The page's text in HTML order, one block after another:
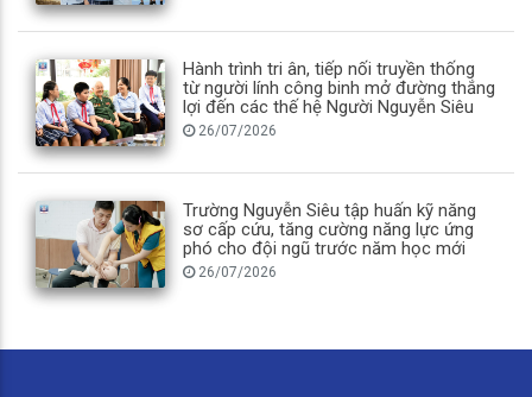
Hành trình tri ân, tiếp nối truyền thống
từ người lính công binh mở đường thắng
lợi đến các thế hệ Người Nguyễn Siêu
26/07/2026
Trường Nguyễn Siêu tập huấn kỹ năng
sơ cấp cứu, tăng cường năng lực ứng
phó cho đội ngũ trước năm học mới
26/07/2026